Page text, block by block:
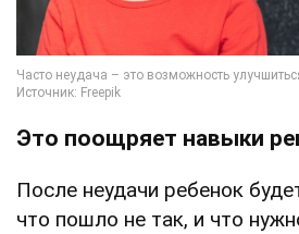
Это поощряет навыки
После неудачи ребенок
что пошло не так, и что